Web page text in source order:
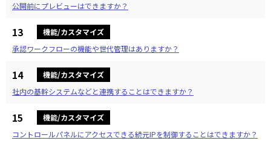
公開前にプレビューはできますか？
13
機能/カスタマイズ
承認ワークフローの機能や世代管理はありますか？
14
機能/カスタマイズ
社内の基幹システムなどと連携することはできますか？
15
機能/カスタマイズ
コントロールパネルにアクセスできる続元IPを制御することはできますか？